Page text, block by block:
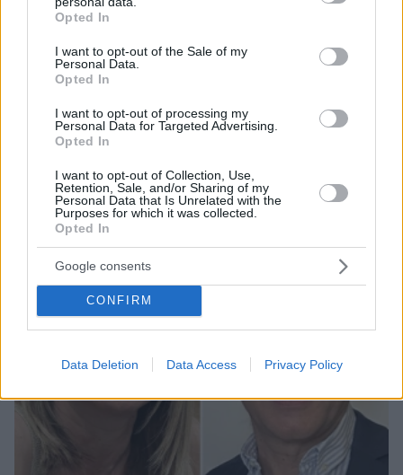
grant or deny consent to Google and its third-party tags to
use your data for below specified purposes in below Google
consent section.
Opted In
I want to opt-out of the Sale of my
Personal Data.
Opted In
I want to opt-out of processing my
Personal Data for Targeted Advertising.
Opted In
I want to opt-out of Collection, Use,
Retention, Sale, and/or Sharing of my
Personal Data that Is Unrelated with the
Purposes for which it was collected.
Opted In
Google consents
CONFIRM
Data Deletion Data Access Privacy Policy
Χόρχε Μέσι: Ο εργάτης από το Ροσάριο που πήρε
τον 13χρονο Λιονέλ από το χέρι και άλλαξε την
ιστορία του ποδοσφαίρου με μια υπογραφή σε...
χαρτοπετσέτα
08.08.2026, 21:43